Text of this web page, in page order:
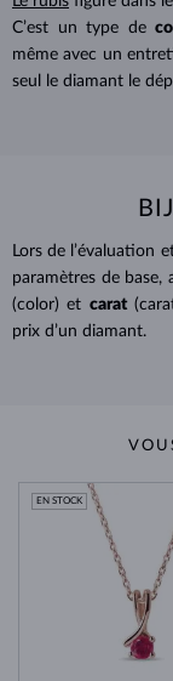
C’est un type de
même avec un
seul le diamant le
Lors de l’évaluation
paramètres de base,
(color) et carat
prix d’un diamant.
EN STOCK